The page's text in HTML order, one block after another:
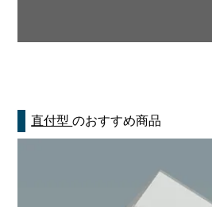
直付型のおすすめ商品